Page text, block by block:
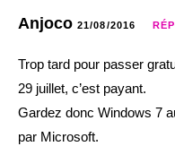
Anjoco 21/08/2016
Trop tard pour passer
29 juillet, c’est payant.
Gardez donc Windows 7
par Microsoft.